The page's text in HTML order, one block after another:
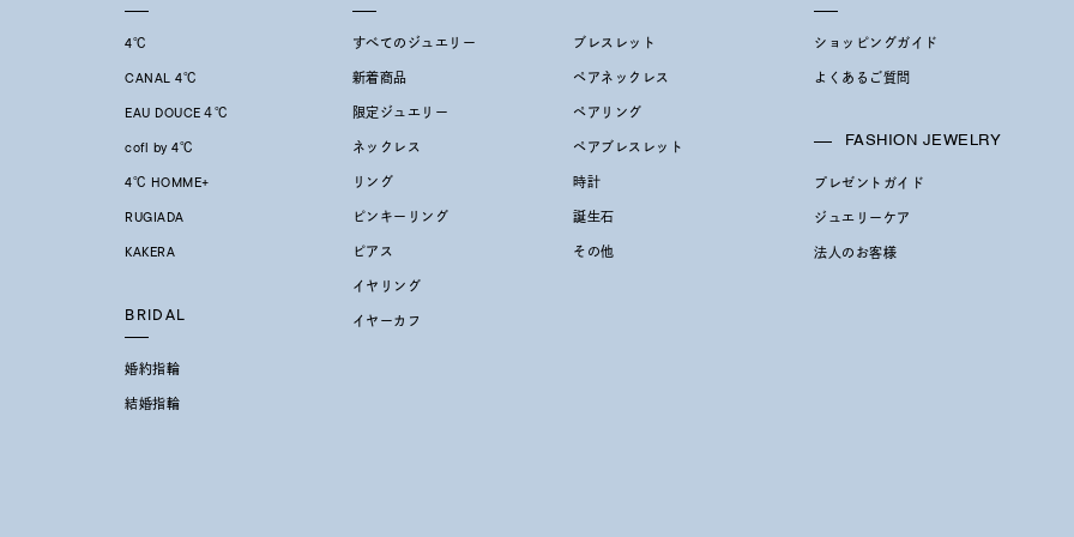
4℃
CANAL 4℃
EAU DOUCE４℃
cofl by 4℃
4℃ HOMME+
RUGIADA
KAKERA
BRIDAL
婚約指輪
結婚指輪
すべてのジュエリー
新着商品
限定ジュエリー
ネックレス
リング
ピンキーリング
ピアス
イヤリング
イヤーカフ
ブレスレット
ペアネックレス
ペアリング
ペアブレスレット
時計
誕生石
その他
ショッピングガイド
よくあるご質問
FASHION JEWELRY
プレゼントガイド
ジュエリーケア
法人のお客様